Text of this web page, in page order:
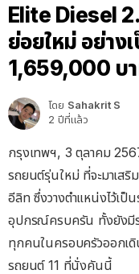
Elite Diesel
ย่อยใหม่ อย่าง
1,659,000 บ
โดย Sahakrit S
2 ปีที่แล้ว
กรุงเทพฯ, 3 ตุลาคม
รถยนต์รุ่นใหม่ ที่จะมาเส
อีลิท ซึ่งวางตำแหน่งไว้เ
อุปกรณ์ครบครัน ทั้งยังมีร
ทุกคนในครอบครัวออกเดิ
รถยนต์ 11 ที่นั่งคันนี้